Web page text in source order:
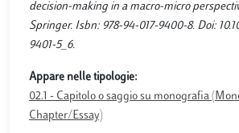
decision-making in a macro-micro
Springer. Isbn: 978-94-017-9400-8. Doi:
9401-5_6.
Appare nelle tipologie:
02.1 - Capitolo o saggio su monografia
Chapter/Essay)